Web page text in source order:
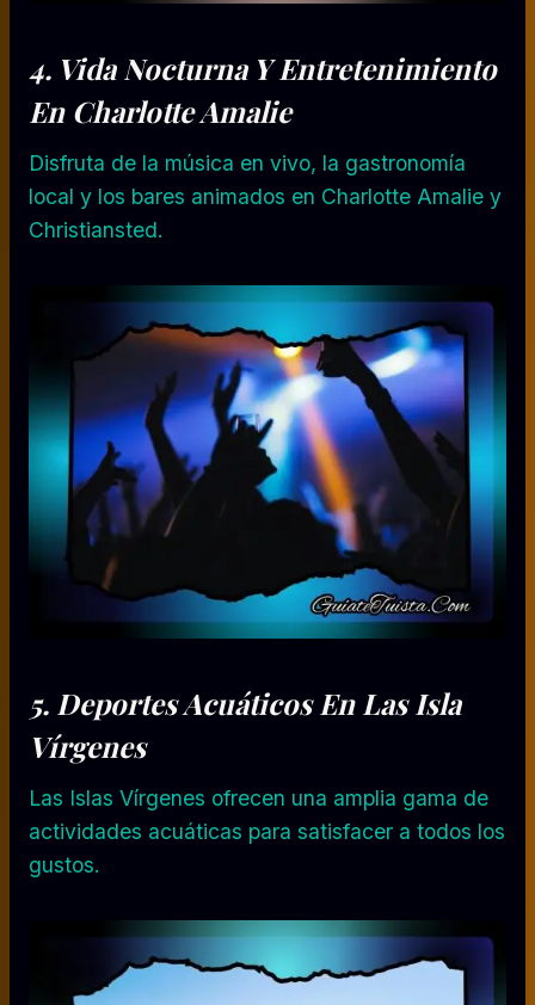
4. Vida Nocturna Y Entretenimiento
En Charlotte Amalie
Disfruta de la música en vivo, la gastronomía
local y los bares animados en Charlotte Amalie y
Christiansted.
5. Deportes AcuáticosEn Las Isla
Vírgenes
Las Islas Vírgenes ofrecen una amplia gama de
actividades acuáticas para satisfacer a todos los
gustos.